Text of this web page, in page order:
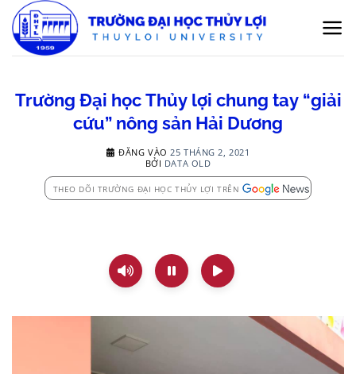
qua
nội
Trường Đại học Thủy lợi chung tay “giải
cứu” nông sản Hải Dương
ĐĂNG VÀO 25 THÁNG 2, 2021
BỞI DATA OLD
THEO DÕI TRƯỜNG ĐẠI HỌC THỦY LỢI TRÊN